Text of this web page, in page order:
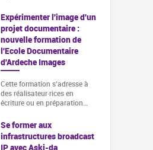
Expérimenter l'image d'un
projet documentaire :
nouvelle formation de
l'Ecole Documentaire
d'Ardeche Images
Cette formation s‘adresse à
des réalisateur·rices en
écriture ou en préparation…
Se former aux
infrastructures broadcast
IP avec Aski-da